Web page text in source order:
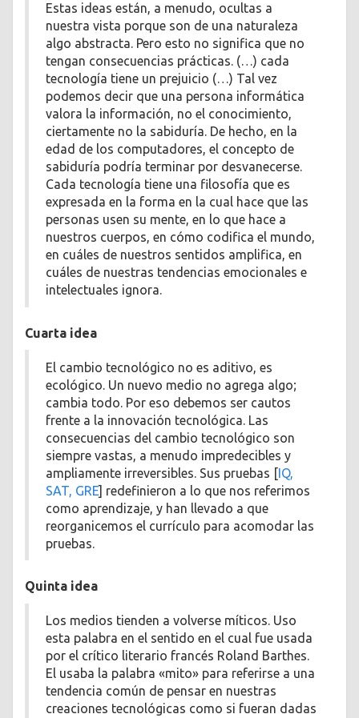
Estas ideas están, a menudo, ocultas a
nuestra vista porque son de una naturaleza
algo abstracta. Pero esto no significa que no
tengan consecuencias prácticas. (…) cada
tecnología tiene un prejuicio (…) Tal vez
podemos decir que una persona informática
valora la información, no el conocimiento,
ciertamente no la sabiduría. De hecho, en la
edad de los computadores, el concepto de
sabiduría podría terminar por desvanecerse.
Cada tecnología tiene una filosofía que es
expresada en la forma en la cual hace que las
personas usen su mente, en lo que hace a
nuestros cuerpos, en cómo codifica el mundo,
en cuáles de nuestros sentidos amplifica, en
cuáles de nuestras tendencias emocionales e
intelectuales ignora.
Cuarta idea
El cambio tecnológico no es aditivo, es
ecológico. Un nuevo medio no agrega algo;
cambia todo. Por eso debemos ser cautos
frente a la innovación tecnológica. Las
consecuencias del cambio tecnológico son
siempre vastas, a menudo impredecibles y
ampliamente irreversibles. Sus pruebas [IQ,
SAT, GRE] redefinieron a lo que nos referimos
como aprendizaje, y han llevado a que
reorganicemos el currículo para acomodar las
pruebas.
Quinta idea
Los medios tienden a volverse míticos. Uso
esta palabra en el sentido en el cual fue usada
por el crítico literario francés Roland Barthes.
El usaba la palabra «mito» para referirse a una
tendencia común de pensar en nuestras
creaciones tecnológicas como si fueran dadas